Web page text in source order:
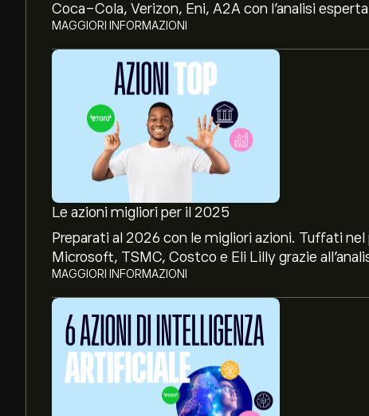
Coca-Cola, Verizon, Eni, A2A con l’analisi esperta
MAGGIORI INFORMAZIONI
Le azioni migliori per il 2025
Preparati al 2026 con le migliori azioni. Tuffati
Microsoft, TSMC, Costco e Eli Lilly grazie
MAGGIORI INFORMAZIONI
Il prezzo attuale delle azioni AFG è di 145.57‎$‎.